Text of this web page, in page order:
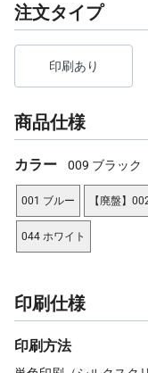
注文タイプ
印刷あり
商品仕様
カラー 009 ブラック
001 ブルー 【廃盤】
044 ホワイト
印刷仕様
印刷方法